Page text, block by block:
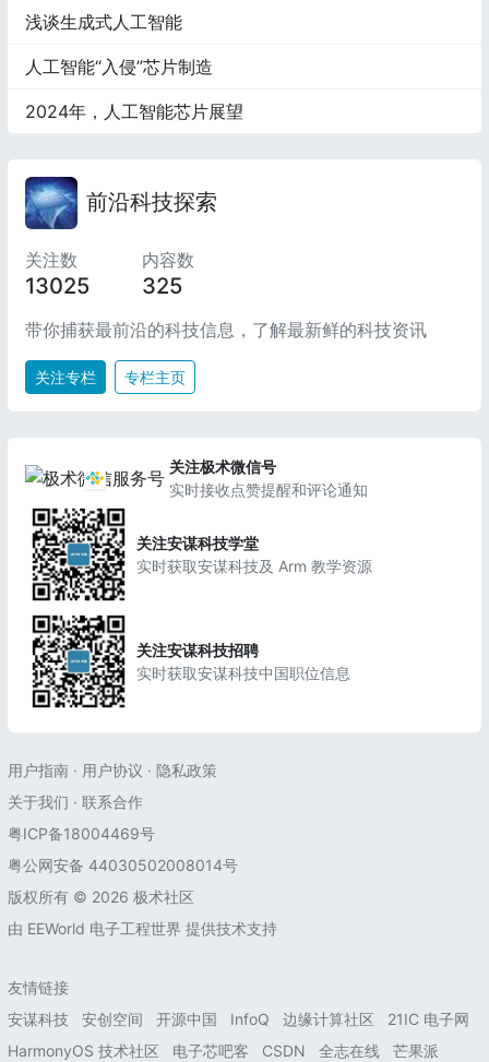
浅谈生成式人工智能
人工智能“入侵”芯片制造
2024年，人工智能芯片展望
前沿科技探索
关注数
13025
内容数
325
带你捕获最前沿的科技信息，了解最新鲜的科技资讯
关注专栏 专栏主页
关注极术微信号
实时接收点赞提醒和评论通知
关注安谋科技学堂
实时获取安谋科技及 Arm 教学资源
关注安谋科技招聘
实时获取安谋科技中国职位信息
用户指南 · 用户协议 · 隐私政策
关于我们 · 联系合作
粤ICP备18004469号
粤公网安备 44030502008014号
版权所有 © 2026 极术社区
由 EEWorld 电子工程世界 提供技术支持
友情链接
安谋科技
安创空间 开源中国 InfoQ 边缘计算社区
21IC 电子网
HarmonyOS 技术社区
电子芯吧客 CSDN 全志在线 芒果派